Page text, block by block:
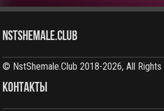
NstShemale.Club
© NstShemale.Club 2018-2026, All Rights
КОНТАКТЫ